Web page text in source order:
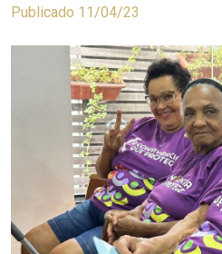
Publicado 11/04/23